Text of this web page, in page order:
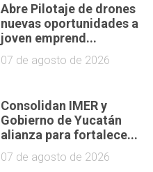
Abre Pilotaje de drones
nuevas oportunidades a
joven emprend...
07 de agosto de 2026
Consolidan IMER y
Gobierno de Yucatán
alianza para fortalece...
07 de agosto de 2026